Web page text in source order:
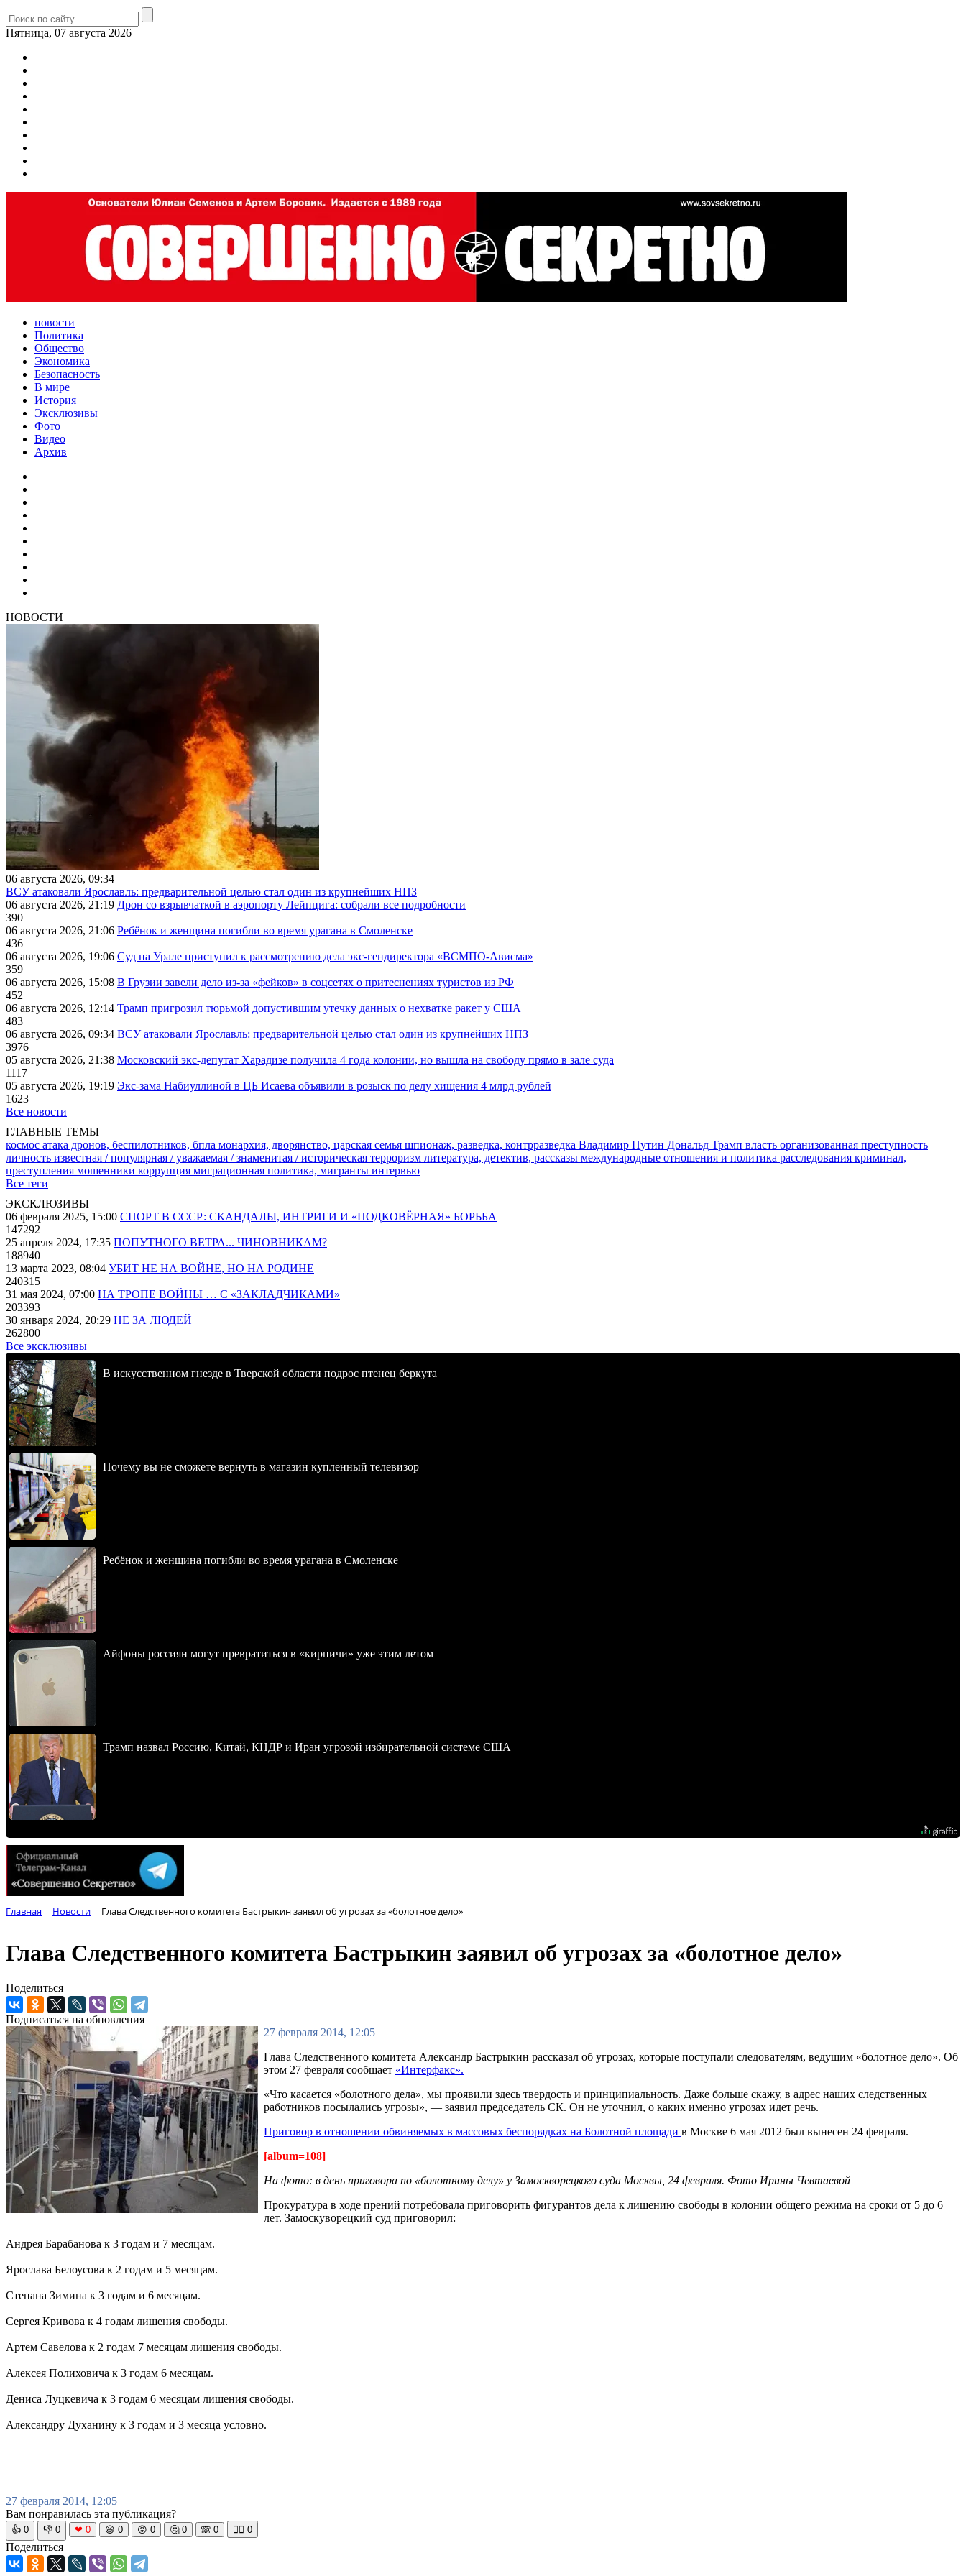
Пятница, 07 августа 2026
новости
Политика
Общество
Экономика
Безопасность
В мире
История
Эксклюзивы
Фото
Видео
Архив
НОВОСТИ
06 августа 2026, 09:34
ВСУ атаковали Ярославль: предварительной целью стал один из крупнейших НПЗ
06 августа 2026, 21:19 Дрон со взрывчаткой в аэропорту Лейпцига: собрали все подробности
390
06 августа 2026, 21:06 Ребёнок и женщина погибли во время урагана в Смоленске
436
06 августа 2026, 19:06 Суд на Урале приступил к рассмотрению дела экс-гендиректора «ВСМПО-Ависма»
359
06 августа 2026, 15:08 В Грузии завели дело из-за «фейков» в соцсетях о притеснениях туристов из РФ
452
06 августа 2026, 12:14 Трамп пригрозил тюрьмой допустившим утечку данных о нехватке ракет у США
483
06 августа 2026, 09:34 ВСУ атаковали Ярославль: предварительной целью стал один из крупнейших НПЗ
3976
05 августа 2026, 21:38 Московский экс-депутат Харадизе получила 4 года колонии, но вышла на свободу прямо в зале суда
1117
05 августа 2026, 19:19 Экс-зама Набиуллиной в ЦБ Исаева объявили в розыск по делу хищения 4 млрд рублей
1623
Все новости
ГЛАВНЫЕ ТЕМЫ
космос атака дронов, беспилотников, бпла монархия, дворянство, царская семья шпионаж, разведка, контрразведка Владимир Путин Дональд Трамп власть организованная преступность
личность известная / популярная / уважаемая / знаменитая / историческая терроризм литература, детектив, рассказы международные отношения и политика расследования криминал,
преступления мошенники коррупция миграционная политика, мигранты интервью
Все теги
ЭКСКЛЮЗИВЫ
06 февраля 2025, 15:00 СПОРТ В СССР: СКАНДАЛЫ, ИНТРИГИ И «ПОДКОВЁРНАЯ» БОРЬБА
147292
25 апреля 2024, 17:35 ПОПУТНОГО ВЕТРА... ЧИНОВНИКАМ?
188940
13 марта 2023, 08:04 УБИТ НЕ НА ВОЙНЕ, НО НА РОДИНЕ
240315
31 мая 2024, 07:00 НА ТРОПЕ ВОЙНЫ … С «ЗАКЛАДЧИКАМИ»
203393
30 января 2024, 20:29 НЕ ЗА ЛЮДЕЙ
262800
Все эксклюзивы
В искусственном гнезде в Тверской области подрос птенец беркута
Почему вы не сможете вернуть в магазин купленный телевизор
Ребёнок и женщина погибли во время урагана в Смоленске
Айфоны россиян могут превратиться в «кирпичи» уже этим летом
Трамп назвал Россию, Китай, КНДР и Иран угрозой избирательной системе США
Главная Новости Глава Следственного комитета Бастрыкин заявил об угрозах за «болотное дело»
Глава Следственного комитета Бастрыкин заявил об угрозах за «болотное дело»
Поделиться
Подписаться на обновления
27 февраля 2014, 12:05
Глава Следственного комитета Александр Бастрыкин рассказал об угрозах, которые поступали следователям, ведущим «болотное дело». Об
этом 27 февраля сообщает «Интерфакс».
«Что касается «болотного дела», мы проявили здесь твердость и принципиальность. Даже больше скажу, в адрес наших следственных
работников посылались угрозы», — заявил председатель СК. Он не уточнил, о каких именно угрозах идет речь.
Приговор в отношении обвиняемых в массовых беспорядках на Болотной площади в Москве 6 мая 2012 был вынесен 24 февраля.
[album=108]
На фото: в день приговора по «болотному делу» у Замоскворецкого суда Москвы, 24 февраля. Фото Ирины Чевтаевой
Прокуратура в ходе прений потребовала приговорить фигурантов дела к лишению свободы в колонии общего режима на сроки от 5 до 6
лет. Замоскуворецкий суд приговорил:
Андрея Барабанова к 3 годам и 7 месяцам.
Ярослава Белоусова к 2 годам и 5 месяцам.
Степана Зимина к 3 годам и 6 месяцам.
Сергея Кривова к 4 годам лишения свободы.
Артем Савелова к 2 годам 7 месяцам лишения свободы.
Алексея Полиховича к 3 годам 6 месяцам.
Дениса Луцкевича к 3 годам 6 месяцам лишения свободы.
Александру Духанину к 3 годам и 3 месяца условно.
27 февраля 2014, 12:05
Вам понравилась эта публикация?
👍 0 👎 0 ❤ 0 😆 0 😡 0 🤔 0 🙈 0 🧘‍♀️ 0
Поделиться